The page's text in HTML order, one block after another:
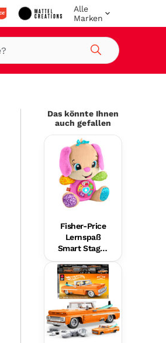
Alle
Marken
Suche
Das könnte Ihnen
auch gefallen
Fisher-Price
Lernspaß
Smart Stages
Plüsch-
Hundefreund
in Für Babys,
Musikalische
s
Lernspielzeu
g,
Mehrsprachi